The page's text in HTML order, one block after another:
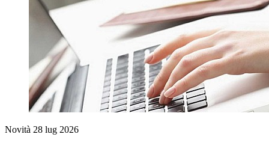
Novità 28 lug 2026